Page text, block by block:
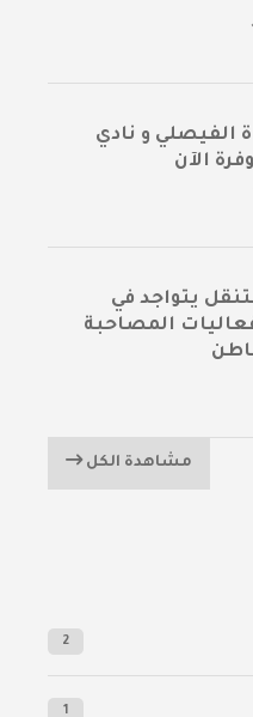
الفيصلي و نادي
الآن
يتواجد في
المصاحبة
مشاهدة الكل
2
1